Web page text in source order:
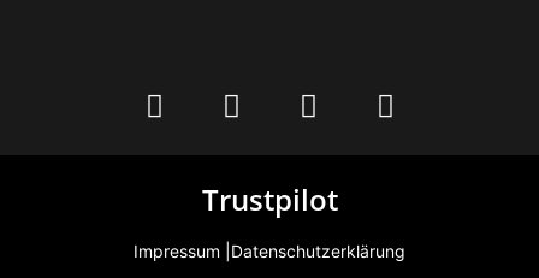
Trustpilot
Impressum | Datenschutzerklärung